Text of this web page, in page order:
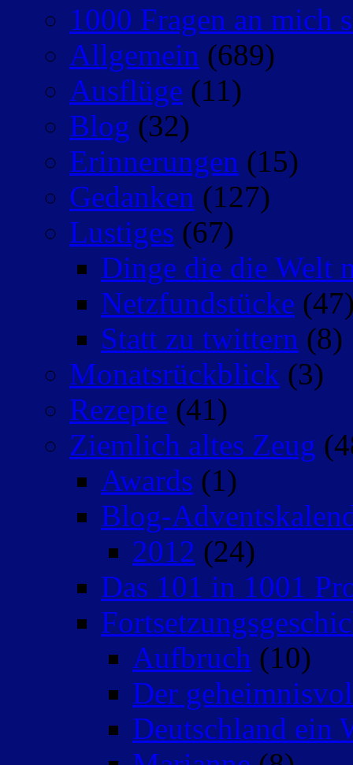
1000 Fragen an mich
Allgemein (689)
Ausflüge (11)
Blog (32)
Erinnerungen (15)
Gedanken (127)
Lustiges (67)
Dinge die die Welt
Netzfundstücke
Statt zu twittern (8)
Monatsrückblick (3)
Rezepte (41)
Ziemlich altes Zeug
Awards (1)
Blog-
2012 (24)
Das 101 in 1001
Aufbruch (10)
Der
Deutschland ein